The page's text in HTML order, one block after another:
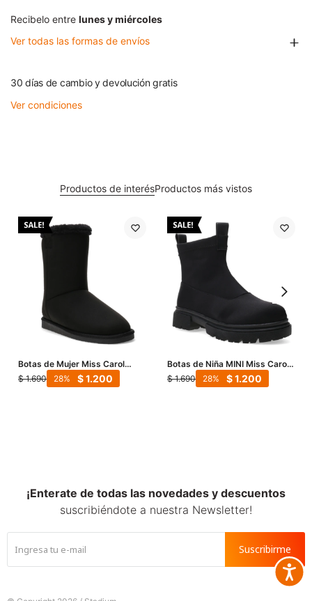
Recibelo entre lunes y miércoles
Ver todas las formas de envíos
30 días de cambio y devolución gratis
Ver condiciones
Productos de interésProductos más vistos
Botas de Mujer Miss Carol
YORK con simil piel - Negro
$ 1.690 $1.200
28
Botas de Niña MINI Miss Carol
POUCHU de neopreno - Negro
$ 1.690 $1.200
28
¡Enterate de todas las novedades y descuentos
suscribiéndote a nuestra Newsletter!
Suscribirme